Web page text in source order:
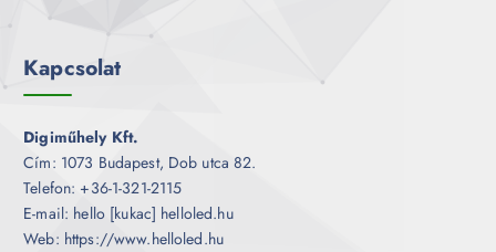
Kapcsolat
Digiműhely Kft.
Cím: 1073 Budapest, Dob utca 82.
Telefon: +36-1-321-2115
E-mail: hello [kukac] helloled.hu
Web: https://www.helloled.hu